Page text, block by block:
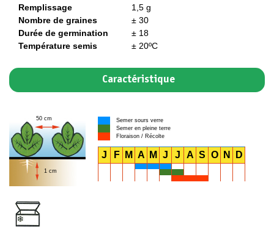
Remplissage
1,5 g
Nombre de graines
± 30
Durée de germination
± 18
Température semis
± 20ºC
Caractéristique
1 cm
50 cm
Semer sours verre
Semer en pleine terre
Floraison / Récolte
J F M A M J J A S O N D